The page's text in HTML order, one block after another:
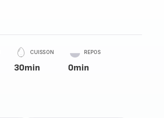
CUISSON
30min
REPOS
0min